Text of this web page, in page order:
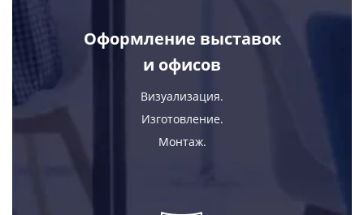
Оформление выставок
и офисов
Визуализация.
Изготовление.
Монтаж.